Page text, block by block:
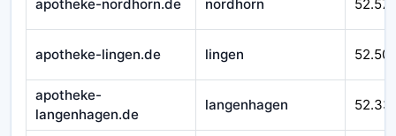
apotheke-nordhorn.de nordhorn
apotheke-lingen.de lingen
apotheke-
langenhagen.de
langenhagen